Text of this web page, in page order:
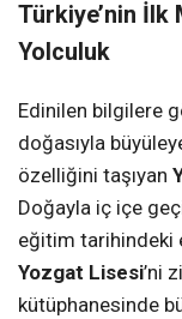
Türkiye’nin İlk
Yolculuk
Edinilen bilgilere
doğasıyla
özelliğini taşıyan
Doğayla iç içe
eğitim tarihindeki
Yozgat Lisesi’ni
kütüphanesinde